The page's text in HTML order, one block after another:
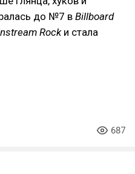
до №7 в Billboard
Rockи стала
687